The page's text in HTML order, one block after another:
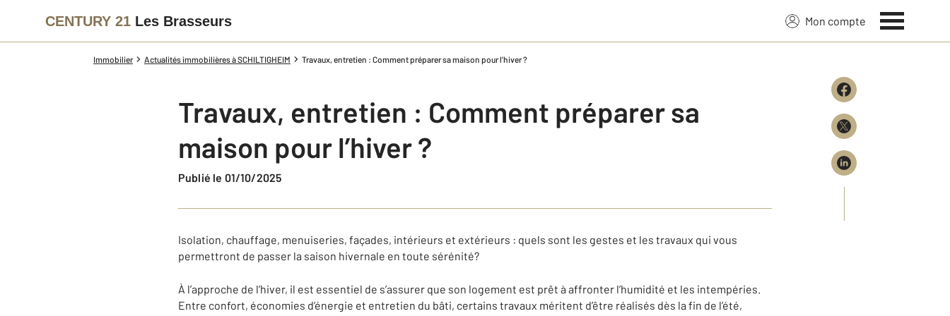
CENTURY 21 Les Brasseurs Mon compte
Immobilier Actualités immobilières à SCHILTIGHEIM Travaux, entretien : Comment préparer sa maison pour l’hiver ?
Travaux, entretien : Comment préparer sa
maison pour l’hiver ?
Publié le 01/10/2025
Isolation, chauffage, menuiseries, façades, intérieurs et extérieurs : quels sont les gestes et les travaux qui vous
permettront de passer la saison hivernale en toute sérénité?
À l’approche de l’hiver, il est essentiel de s’assurer que son logement est prêt à affronter l’humidité et les intempéries.
Entre confort, économies d’énergie et entretien du bâti, certains travaux méritent d’être réalisés dès la fin de l’été,